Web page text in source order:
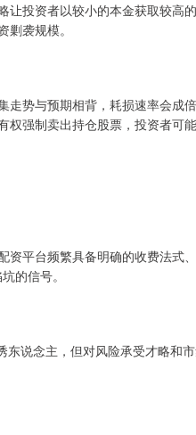
让投资者以较小的本金获取较高
袭规模。
走势与预期相背，耗损速率会成
权强制卖出持仓股票，投资者可
资平台频繁具备明确的收费法式
的信号。
说念主，但对风险承受才略和